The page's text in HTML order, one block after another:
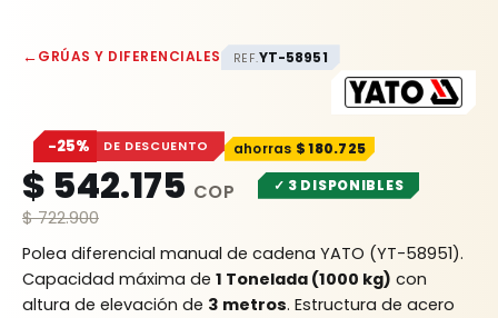
←GRÚAS Y DIFERENCIALES REF.YT-58951
−25% DE DESCUENTO $180.725
$722.900
$ 542.175 ✓ 3 DISPONIBLES
Polea diferencial manual de cadena YATO (YT-58951).
Capacidad máxima de 1 Tonelada (1000 kg) con
altura de elevación de 3 metros. Estructura de acero